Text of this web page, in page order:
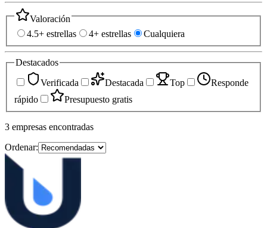
Valoración
4.5+ estrellas
4+ estrellas Cualquiera
Destacados
Verificada
Destacada Top
Responde
rápido
Presupuesto gratis
3 empresas encontradas
Ordenar: